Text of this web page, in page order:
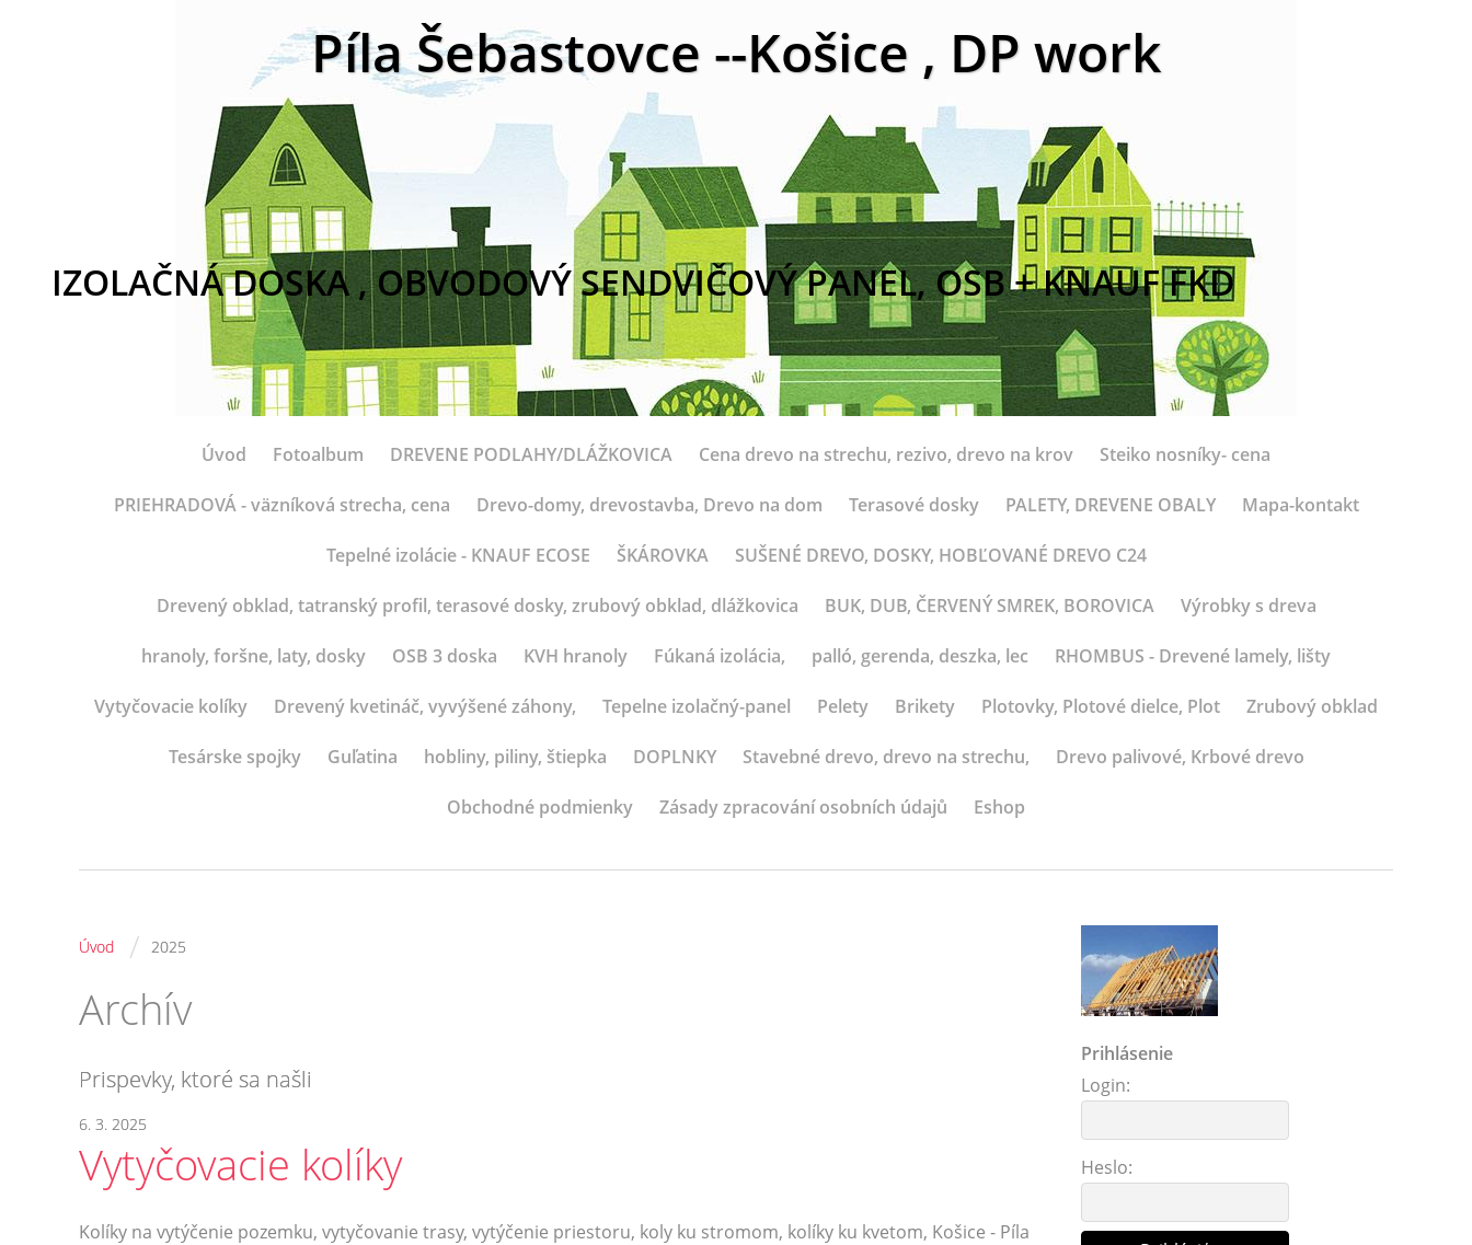
Píla Šebastovce --Košice , DP work
Úvod Fotoalbum DREVENE PODLAHY/DLÁŽKOVICA Cena drevo na strechu, rezivo, drevo na krov Steiko nosníky- cena
PRIEHRADOVÁ - väzníková strecha, cena Drevo-domy, drevostavba, Drevo na dom Terasové dosky PALETY, DREVENE OBALY Mapa-kontakt
Tepelné izolácie - KNAUF ECOSE ŠKÁROVKA SUŠENÉ DREVO, DOSKY, HOBĽOVANÉ DREVO C24
Drevený obklad, tatranský profil, terasové dosky, zrubový obklad, dlážkovica BUK, DUB, ČERVENÝ SMREK, BOROVICA Výrobky s dreva
hranoly, foršne, laty, dosky OSB 3 doska KVH hranoly Fúkaná izolácia, palló, gerenda, deszka, lec RHOMBUS - Drevené lamely, lišty
Vytyčovacie kolíky Drevený kvetináč, vyvýšené záhony, Tepelne izolačný-panel Pelety Brikety Plotovky, Plotové dielce, Plot Zrubový obklad
Tesárske spojky Guľatina hobliny, piliny, štiepka DOPLNKY Stavebné drevo, drevo na strechu, Drevo palivové, Krbové drevo
Obchodné podmienky Zásady zpracování osobních údajů Eshop
Úvod / 2025
Archív
Prispevky, ktoré sa našli
6. 3. 2025
Vytyčovacie kolíky
Kolíky na vytýčenie pozemku, vytyčovanie trasy, vytýčenie priestoru, koly ku stromom, kolíky ku kvetom, Košice - Píla
IZOLAČNÁ DOSKA , OBVODOVÝ SENDVIČOVÝ PANEL, OSB + KNAUF FKD
Prihlásenie
Login:
Heslo: